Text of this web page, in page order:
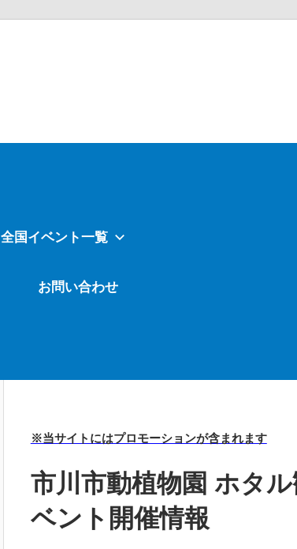
全国イベント一覧
お問い合わせ
※当サイトにはプロモーションが含まれます
市川市動植物園 ホタ
ベント開催情報